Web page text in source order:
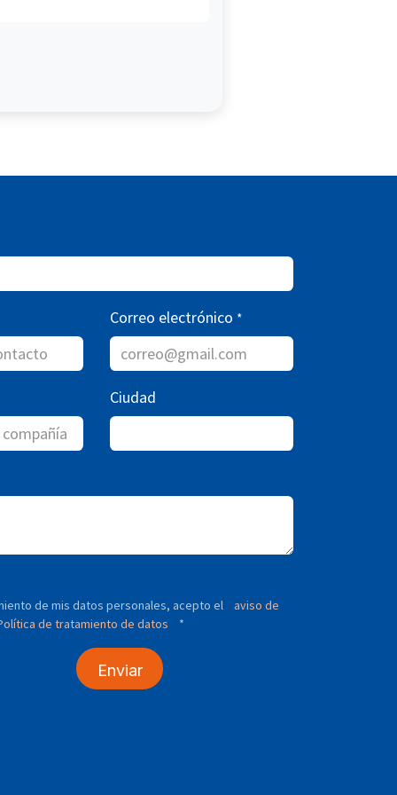
Correo electrónico *
Ciudad
de mis datos personales, acepto el
aviso de
de tratamiento de datos
*
Enviar